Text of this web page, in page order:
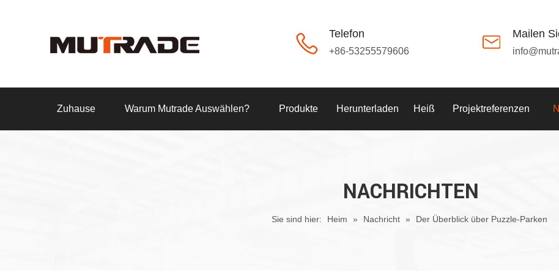
Telefon
+86-53255579606
Mailen
Zuhause Warum Mutrade Auswählen? Produkte Herunterladen Heiß Projektreferenzen
NACHRICHTEN
Sie sind hier: Heim » Nachricht » Der Überblick über Puzzle-Parken